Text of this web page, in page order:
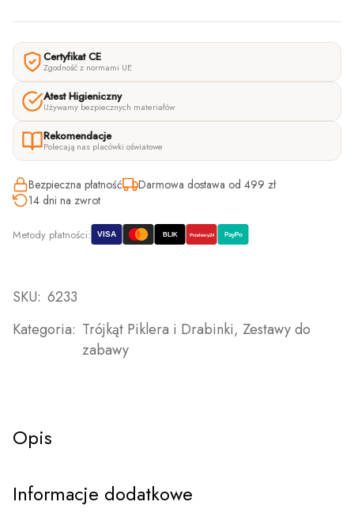
Certyfikat CE
Zgodność z normami UE
Atest Higieniczny
Używamy bezpiecznych materiałów
Rekomendacje
Polecają nas placówki oświatowe
Bezpieczna płatność
Darmowa dostawa od 499 zł
14 dni na zwrot
Metody płatności: VISA BLIK Przelewy24 PayPo
SKU: 6233
Kategoria: Trójkąt Piklera i Drabinki, Zestawy do
zabawy
Opis
Informacje dodatkowe